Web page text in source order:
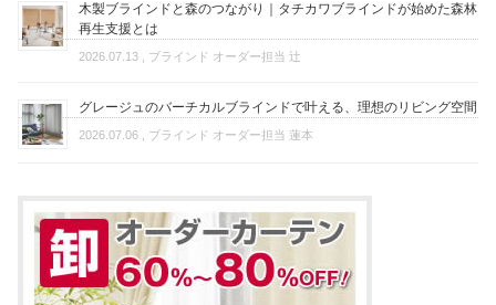
木製ブラインドと森のつながり｜タチカワブラインドが始めた森林
再生支援とは
2026.07.13 , ブラインド オーダー担当 辻
グレージュのバーチカルブラインドで叶える、理想のリビング空間
2026.07.06 , ブラインド オーダー担当 蓮本